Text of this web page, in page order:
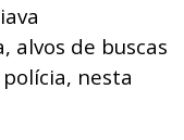
alvos de buscas
nesta